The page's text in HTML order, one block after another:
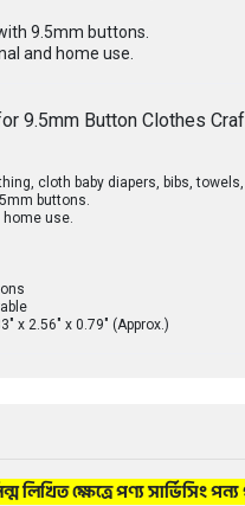
9.5mm buttons.
and home use.
9.5mm Button Clothes
cloth baby diapers, bibs,
buttons.
use.
x 2.56" x 0.79" (Approx.)
লিখিত ক্ষেত্রে পণ্য সার্ভিসিং